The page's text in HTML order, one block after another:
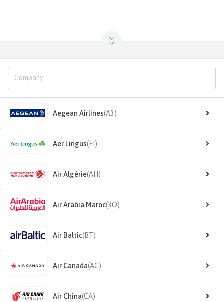
Aegean Airlines(A3)
Aer Lingus(EI)
Air Algérie(AH)
Air Arabia Maroc(3O)
Air Baltic(BT)
Air Canada(AC)
Air China(CA)